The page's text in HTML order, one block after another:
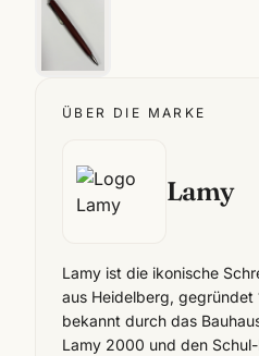
ÜBER DIE MARKE
Lamy
Lamy ist die ikonische
aus Heidelberg, gegründet
bekannt durch das
Lamy 2000 und den